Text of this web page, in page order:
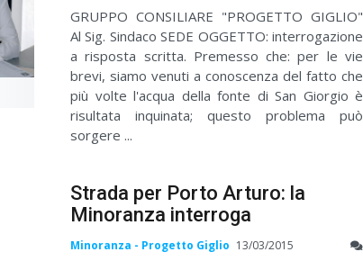
GRUPPO CONSILIARE "PROGETTO GIGLIO"
Al Sig. Sindaco SEDE OGGETTO: interrogazione
a risposta scritta. Premesso che: per le vie
brevi, siamo venuti a conoscenza del fatto che
più volte l'acqua della fonte di San Giorgio è
risultata inquinata; questo problema può
sorgere ...
Strada per Porto Arturo: la
Minoranza interroga
Minoranza - Progetto Giglio 13/03/2015